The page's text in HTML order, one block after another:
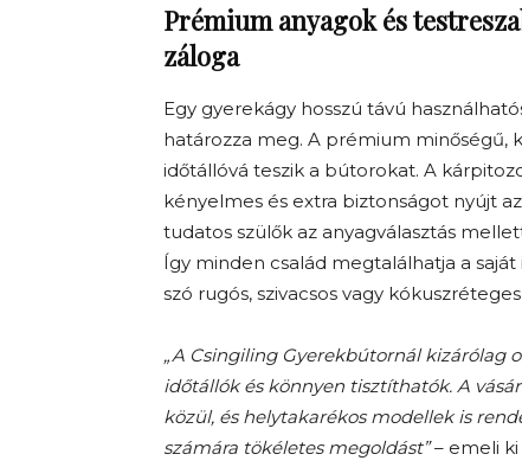
Prémium anyagok és
záloga
Egy gyerekágy hosszú távú
határozza meg. A prémium minőségű,
időtállóvá teszik a bútorokat. A
kényelmes és extra biztonságot nyújt
tudatos szülők az anyagválasztás
Így minden család megtalálhatja a
szó rugós, szivacsos vagy
„A Csingiling Gyerekbútornál kizárólag
időtállók és könnyen tisztíthatók. A
közül, és helytakarékos modellek is
számára tökéletes megoldást”– emeli ki